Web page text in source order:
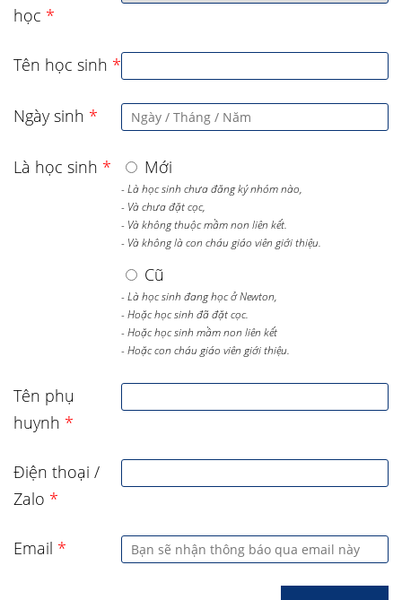
học *
Tên học sinh *
Ngày sinh *
Là học sinh * Mới
- Là học sinh chưa đăng ký nhóm nào,
- Và chưa đặt cọc,
- Và không thuộc mầm non liên kết.
- Và không là con cháu giáo viên giới thiệu.
Cũ
- Là học sinh đang học ở Newton,
- Hoặc học sinh đã đặt cọc.
- Hoặc học sinh mầm non liên kết
- Hoặc con cháu giáo viên giới thiệu.
Tên phụ
huynh *
Điện thoại /
Zalo *
Email *